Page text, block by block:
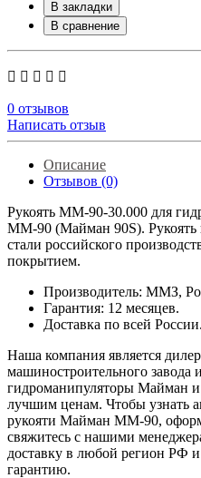
В закладки
В сравнение
0 отзывов
Написать отзыв
Описание
Отзывов (0)
Рукоять ММ-90-30.000 для
ММ-90 (Майман 90S). Рукоять
стали российского
покрытием.
Производитель: ММЗ,
Гарантия: 12 месяцев.
Доставка по всей России.
Наша компания является
машиностроительного завода
гидроманипуляторы Майман
лучшим ценам. Чтобы узнать
рукояти Майман ММ-90,
свяжитесь с нашими
доставку в любой регион РФ
гарантию.